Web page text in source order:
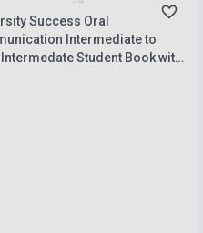
Success Oral
Intermediate to
Student Book with